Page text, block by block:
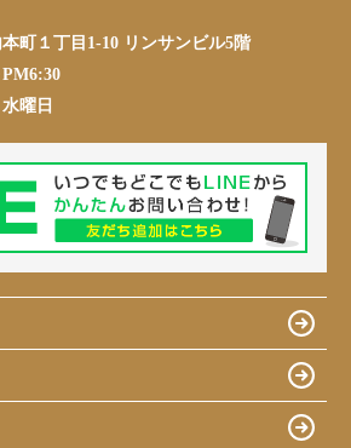
町１丁目1-10 リンサンビル5階
曜日